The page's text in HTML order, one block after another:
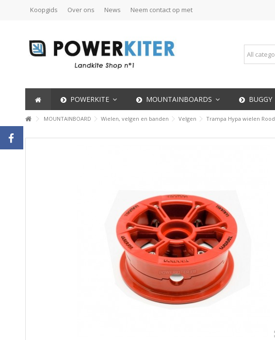
Koopgids Over ons News Neem contact op met
POWERKITE MOUNTAINBOARDS BUGGY
MOUNTAINBOARD Wielen, velgen en banden Velgen Trampa Hypa wielen Rood